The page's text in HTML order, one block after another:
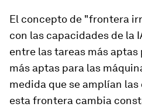
El concepto de "frontera
con las capacidades de la
entre las tareas más aptas
más aptas para las
medida que se amplían
esta frontera cambia